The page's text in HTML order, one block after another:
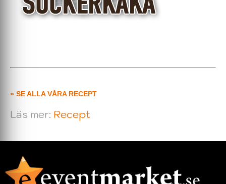
» SE ALLA VÅRA RECEPT
Läs mer: Recept